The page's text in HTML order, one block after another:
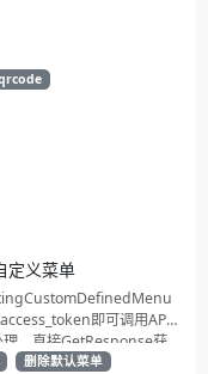
定义菜单
即可调用API
，直接GetResponse获
备用！
删除默认菜单